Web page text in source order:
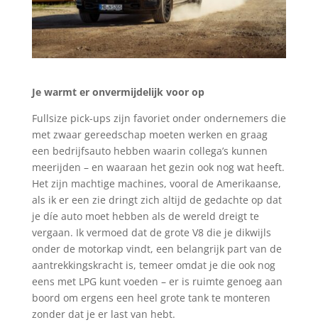
Je warmt er onvermijdelijk voor op
Fullsize pick-ups zijn favoriet onder ondernemers die
met zwaar gereedschap moeten werken en graag
een bedrijfsauto hebben waarin collega’s kunnen
meerijden – en waaraan het gezin ook nog wat heeft.
Het zijn machtige machines, vooral de Amerikaanse,
als ik er een zie dringt zich altijd de gedachte op dat
je díe auto moet hebben als de wereld dreigt te
vergaan. Ik vermoed dat de grote V8 die je dikwijls
onder de motorkap vindt, een belangrijk part van de
aantrekkingskracht is, temeer omdat je die ook nog
eens met LPG kunt voeden – er is ruimte genoeg aan
boord om ergens een heel grote tank te monteren
zonder dat je er last van hebt.